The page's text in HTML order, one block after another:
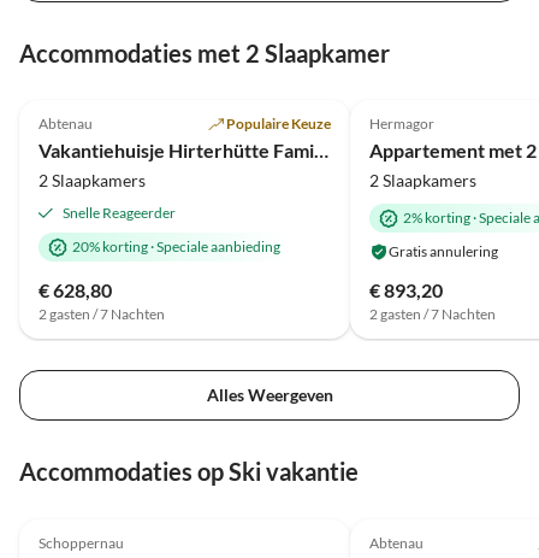
Accommodaties met 2 Slaapkamer
Abtenau Populaire Keuze
Vakantiehuisje Hirterhütte Familie Gsenger
2 Slaapkamers
Snelle Reageerder
20% korting·Speciale aanbieding
€ 628,80
2 gasten / 7 Nachten
Hermagor
2 Slaapkamers
2% korting·Speciale
Gratis annulering
€ 893,20
2 gasten / 7 Nachten
Alles Weergeven
Accommodaties op Ski vakantie
Schoppernau Abtenau